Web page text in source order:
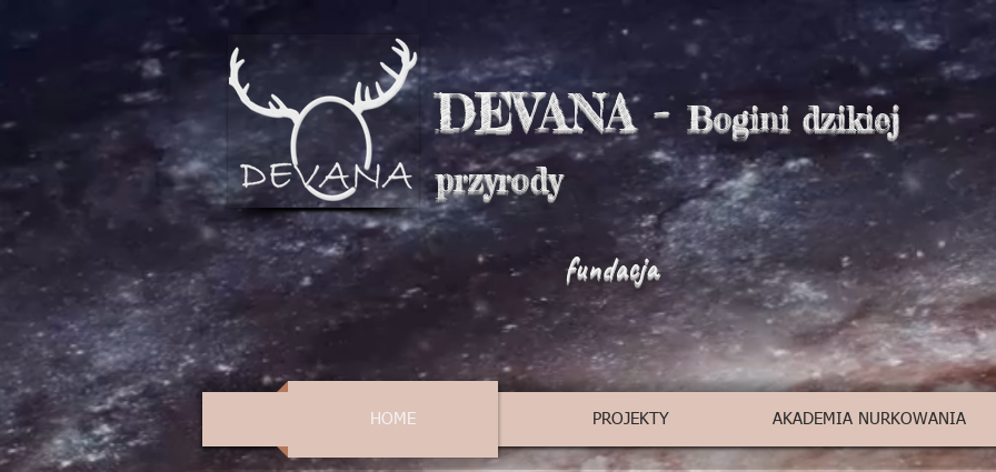
DEVANA - Bogini dzikiej
przyrody
fundacja
HOME PROJEKTY AKADEMIA NURKOWANIA